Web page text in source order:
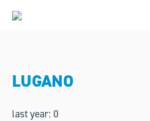
LUGANO
last year: 0